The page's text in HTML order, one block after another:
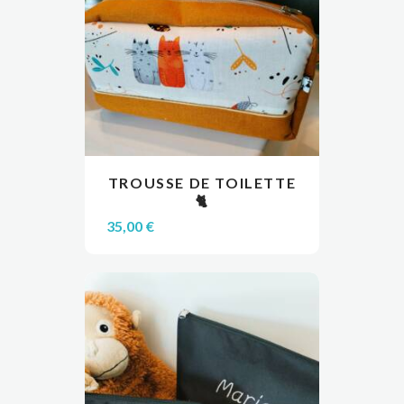
sur
la
page
du
produit
VIEW
LIRE LA SUITE
TROUSSE DE TOILETTE
🐈
35,00 €